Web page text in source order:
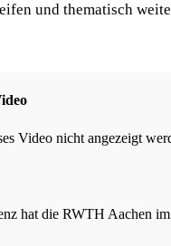
und thematisch
Video nicht angezeigt
hat die RWTH Aachen